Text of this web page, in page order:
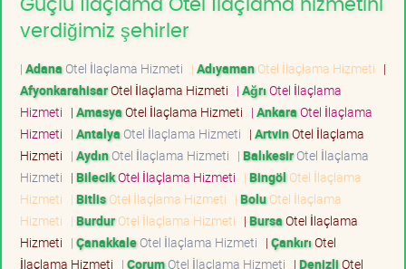
Güçlü İlaçlama Otel İlaçlama hizmetini
verdiğimiz şehirler
| Adana Otel İlaçlama Hizmeti | AdıyamanOtel İlaçlama Hizmeti |
AfyonkarahisarOtel İlaçlama Hizmeti | AğrıOtel İlaçlama
Hizmeti | AmasyaOtel İlaçlama Hizmeti | AnkaraOtel İlaçlama
Hizmeti | Antalya Otel İlaçlama Hizmeti | ArtvinOtel İlaçlama
Hizmeti | AydınOtel İlaçlama Hizmeti | BalıkesirOtel İlaçlama
Hizmeti | BilecikOtel İlaçlama Hizmeti | Bingöl Otel İlaçlama
Hizmeti | BitlisOtel İlaçlama Hizmeti | BoluOtel İlaçlama
Hizmeti | BurdurOtel İlaçlama Hizmeti | BursaOtel İlaçlama
Hizmeti | ÇanakkaleOtel İlaçlama Hizmeti | ÇankırıOtel
İlaçlama Hizmeti | ÇorumOtel İlaçlama Hizmeti | DenizliOtel